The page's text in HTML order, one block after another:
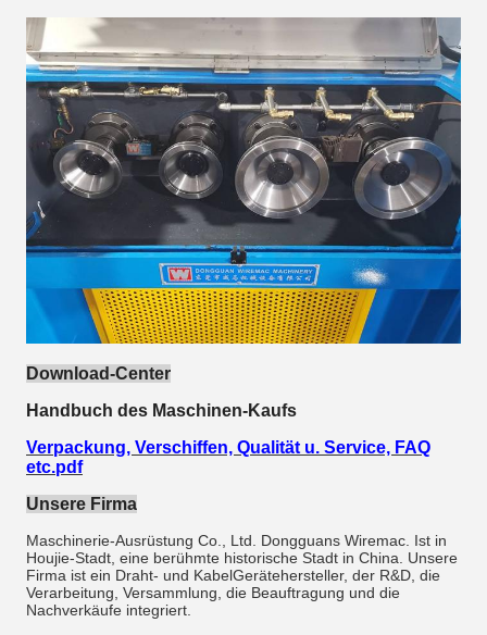
Download-Center
Handbuch des Maschinen-Kaufs
Verpackung, Verschiffen, Qualität u. Service, FAQ
etc.pdf
Unsere Firma
Maschinerie-Ausrüstung Co., Ltd. Dongguans Wiremac. Ist in
Houjie-Stadt, eine berühmte historische Stadt in China. Unsere
Firma ist ein Draht- und KabelGerätehersteller, der R&D, die
Verarbeitung, Versammlung, die Beauftragung und die
Nachverkäufe integriert.